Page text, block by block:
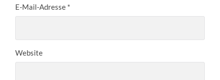
E-Mail-Adresse *
Website